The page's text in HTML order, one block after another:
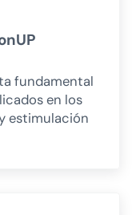
fundamental
en los
estimulación